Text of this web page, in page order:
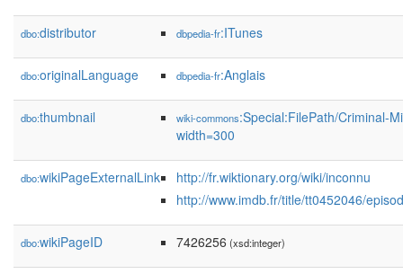
dbo:distributor dbpedia-fr:ITunes
dbo:originalLanguage dbpedia-fr:Anglais
dbo:thumbnail wiki-commons:Special:FilePath/Criminal-
width=300
dbo:wikiPageExternalLink
http://fr.wiktionary.org/wiki/inconnu
http://www.imdb.fr/title/tt0452046/
dbo:wikiPageID 7426256 (xsd:integer)